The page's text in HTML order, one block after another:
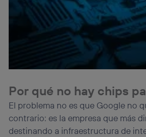
Por qué no hay chips
El problema no es que Google no
contrario: es la empresa que más
destinando a infraestructura de